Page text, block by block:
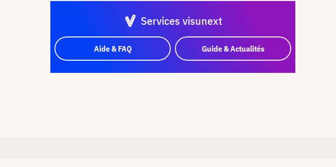
Services visunext
Aide & FAQ Guide & Actualités